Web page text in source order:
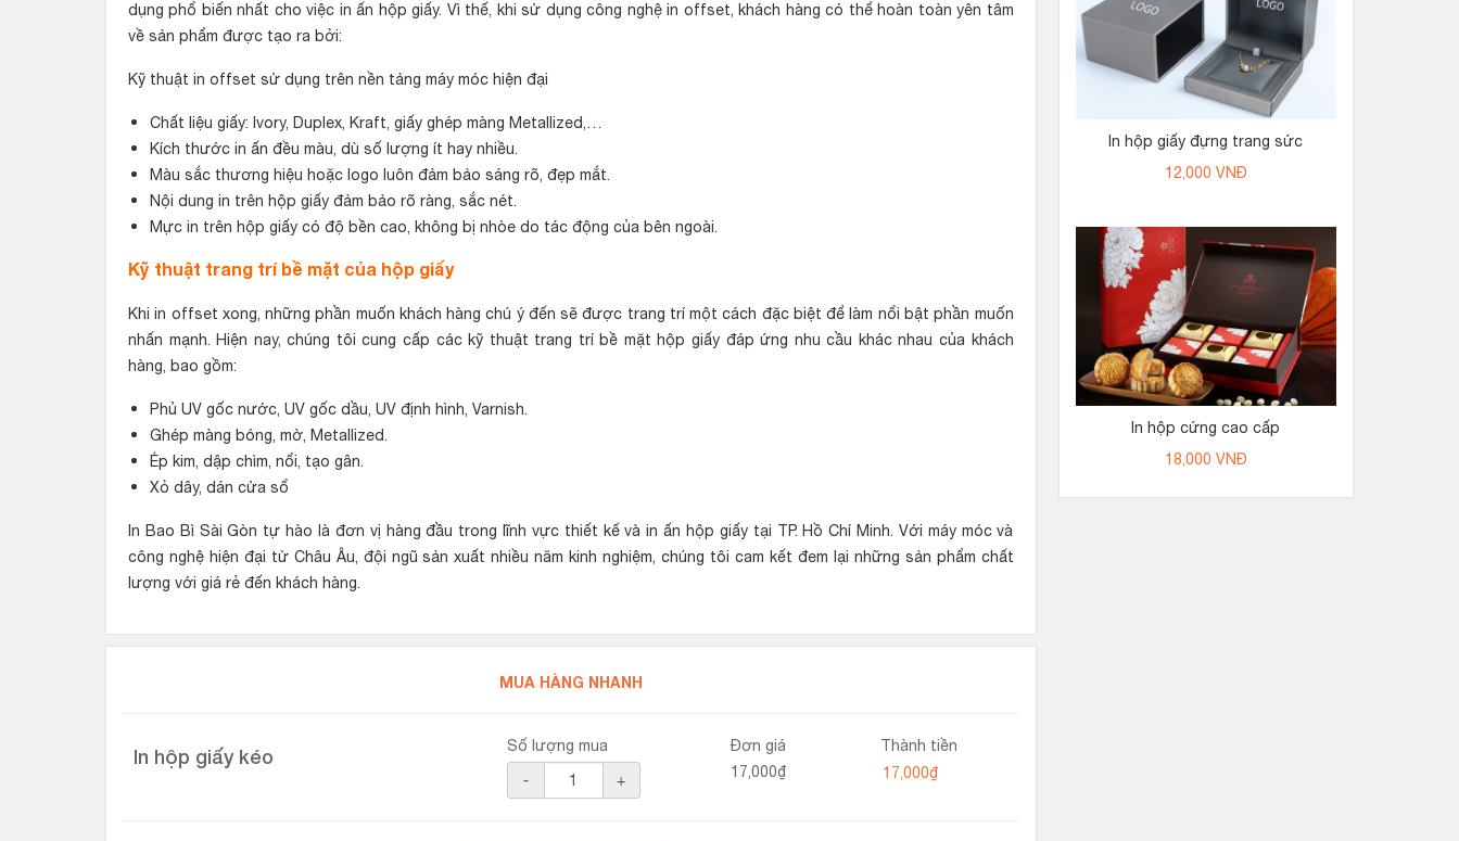
dụng phổ biến nhất cho việc in ấn hộp giấy. Vì thế, khi sử dụng công nghệ in offset, khách hàng có thể hoàn toàn yên tâm
về sản phẩm được tạo ra bởi:
Kỹ thuật in offset sử dụng trên nền tảng máy móc hiện đại
Chất liệu giấy: Ivory, Duplex, Kraft, giấy ghép màng Metallized,…
Kích thước in ấn đều màu, dù số lượng ít hay nhiều.
Màu sắc thương hiệu hoặc logo luôn đảm bảo sáng rõ, đẹp mắt.
Nội dung in trên hộp giấy đảm bảo rõ ràng, sắc nét.
Mực in trên hộp giấy có độ bền cao, không bị nhòe do tác động của bên ngoài.
Kỹ thuật trang trí bề mặt của hộp giấy
Khi in offset xong, những phần muốn khách hàng chú ý đến sẽ được trang trí một cách đặc biệt để làm nổi bật phần muốn
nhấn mạnh. Hiện nay, chúng tôi cung cấp các kỹ thuật trang trí bề mặt hộp giấy đáp ứng nhu cầu khác nhau của khách
hàng, bao gồm:
Phủ UV gốc nước, UV gốc dầu, UV định hình, Varnish.
Ghép màng bóng, mờ, Metallized.
Ép kim, dập chìm, nổi, tạo gân.
Xỏ dây, dán cửa sổ
In Bao Bì Sài Gòn tự hào là đơn vị hàng đầu trong lĩnh vực thiết kế và in ấn hộp giấy tại TP. Hồ Chí Minh. Với máy móc và
công nghệ hiện đại từ Châu Âu, đội ngũ sản xuất nhiều năm kinh nghiệm, chúng tôi cam kết đem lại những sản phẩm chất
lượng với giá rẻ đến khách hàng.
MUA HÀNG NHANH
In hộp giấy kéo
Số lượng mua
-
+
Đơn giá
17,000₫
Thành tiền
In hộp giấy đựng trang sức
12,000 VNĐ
In hộp cứng cao cấp
18,000 VNĐ